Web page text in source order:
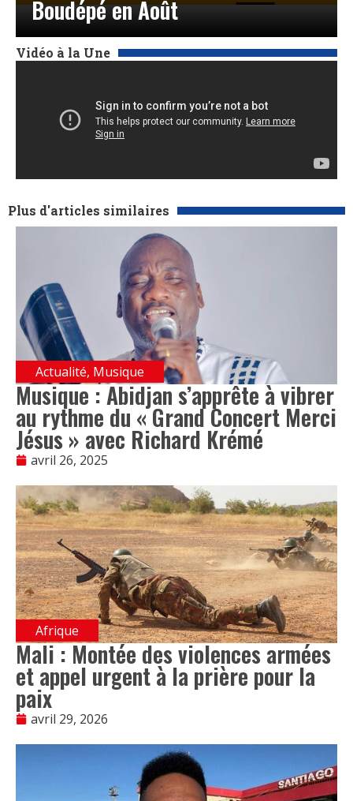
Boudépé en Août
Vidéo à la Une
Plus d'articles similaires
Actualité, Musique
Musique : Abidjan s’apprête à vibrer
au rythme du « Grand Concert Merci
Jésus » avec Richard Krémé
avril 26, 2025
Afrique
Mali : Montée des violences armées
et appel urgent à la prière pour la
paix
avril 29, 2026